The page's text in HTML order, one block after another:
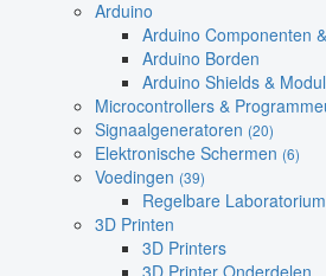
Arduino
Arduino Componenten
Arduino Borden
Arduino Shields &
Microcontrollers &
Signaalgeneratoren (20)
Elektronische Schermen (6)
Voedingen (39)
Regelbare
3D Printen
3D Printers
3D Printer Onderdelen